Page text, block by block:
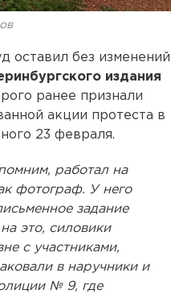
оставил без изменений
издания
ранее признали
акции протеста в
23 февраля.
работал на
фотограф. У него
задание
это, силовики
с участниками,
в наручники и
№ 9, где